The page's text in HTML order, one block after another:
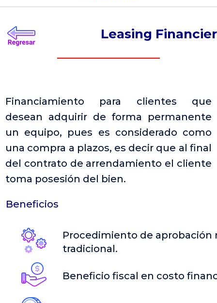
Leasing
Financiamiento para clientes que
desean adquirir de forma permanente
un equipo, pues es considerado como
una compra a plazos, es decir que al final
del contrato de arrendamiento el cliente
toma posesión del bien.
Beneficios
Procedimiento de aprobación
tradicional.
Beneficio fiscal en costo